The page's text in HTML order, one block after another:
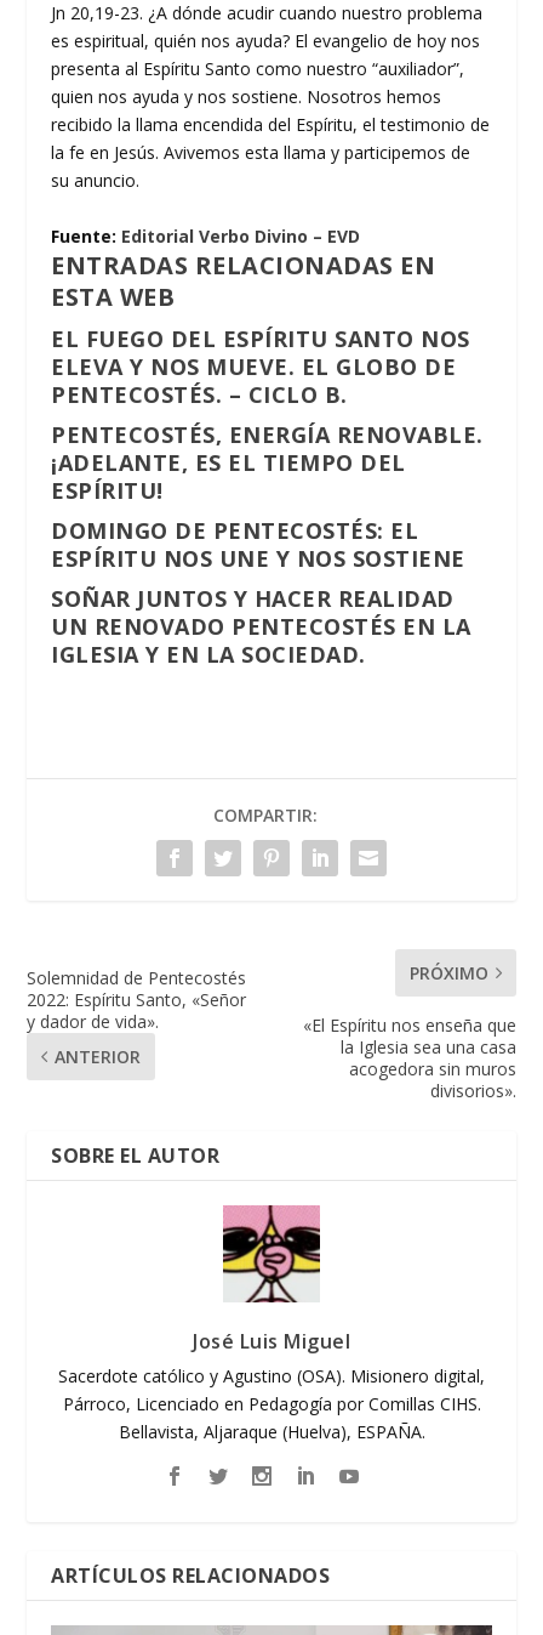
Jn 20,19-23. ¿A dónde acudir cuando nuestro problema
es espiritual, quién nos ayuda? El evangelio de hoy nos
presenta al Espíritu Santo como nuestro “auxiliador”,
quien nos ayuda y nos sostiene. Nosotros hemos
recibido la llama encendida del Espíritu, el testimonio de
la fe en Jesús. Avivemos esta llama y participemos de
su anuncio.
Fuente: Editorial Verbo Divino – EVD
ENTRADAS RELACIONADAS EN
ESTA WEB
EL FUEGO DEL ESPÍRITU SANTO NOS
ELEVA Y NOS MUEVE. EL GLOBO DE
PENTECOSTÉS. – CICLO B.
PENTECOSTÉS, ENERGÍA RENOVABLE.
¡ADELANTE, ES EL TIEMPO DEL
ESPÍRITU!
DOMINGO DE PENTECOSTÉS: EL
ESPÍRITU NOS UNE Y NOS SOSTIENE
SOÑAR JUNTOS Y HACER REALIDAD
UN RENOVADO PENTECOSTÉS EN LA
IGLESIA Y EN LA SOCIEDAD.
COMPARTIR:
Solemnidad de Pentecostés
2022: Espíritu Santo, «Señor
y dador de vida».
ANTERIOR
PRÓXIMO
«El Espíritu nos enseña que
la Iglesia sea una casa
acogedora sin muros
divisorios».
SOBRE EL AUTOR
José Luis Miguel
Sacerdote católico y Agustino (OSA). Misionero digital,
Párroco, Licenciado en Pedagogía por Comillas CIHS.
Bellavista, Aljaraque (Huelva), ESPAÑA.
ARTÍCULOS RELACIONADOS